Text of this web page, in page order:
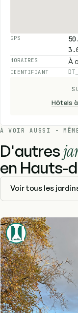
GPS
HORAIRES À
IDENTIFIANT
Hôtels
À VOIR AUSSI -
D'autres
en Hauts-
Voir tous les